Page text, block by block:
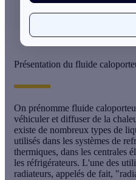
Je change
Simulation
Présentation du fluide
On prénomme fluide
véhiculer et diffuser de la
existe de nombreux types de
utilisés dans les systèmes de
thermiques, dans les centrales
les réfrigérateurs. L'une des
radiateurs, appelés de fait,